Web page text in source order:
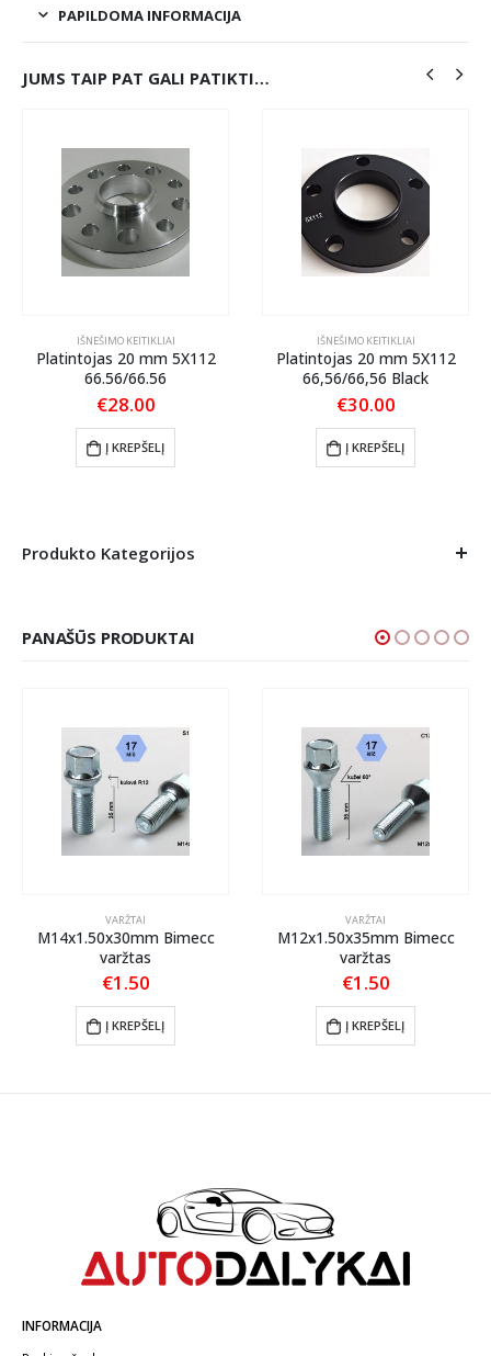
PAPILDOMA INFORMACIJA
JUMS TAIP PAT GALI PATIKTI…
IŠNEŠIMO KEITIKLIAI
Platintojas 20 mm 5X112
66.56/66.56
€28.00
Į KREPŠELĮ
IŠNEŠIMO KEITIKLIAI
Platintojas 20 mm 5X112
66,56/66,56 Black
€30.00
Į KREPŠELĮ
Produkto Kategorijos
PANAŠŪS PRODUKTAI
VARŽTAI
M14x1.50x30mm Bimecc
varžtas
€1.50
Į KREPŠELĮ
VARŽTAI
M12x1.50x35mm Bimecc
varžtas
€1.50
Į KREPŠELĮ
INFORMACIJA